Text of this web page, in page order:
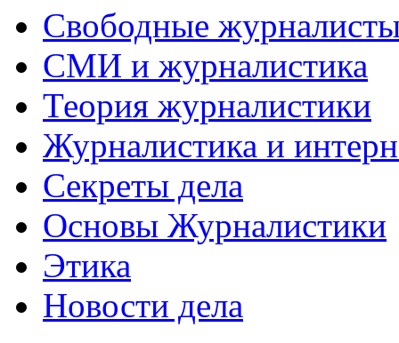
Свободные
СМИ и журналистика
Теория журналистики
Журналистика и
Секреты дела
Основы Журналистики
Этика
Новости дела